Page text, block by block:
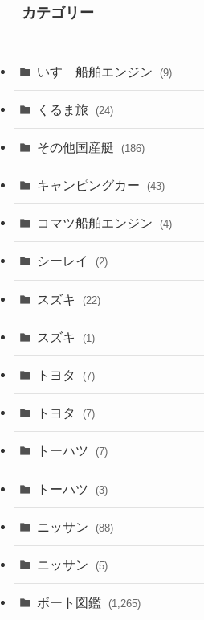
カテゴリー
いすゞ船舶エンジン (9)
くるま旅 (24)
その他国産艇 (186)
キャンピングカー (43)
コマツ船舶エンジン (4)
シーレイ (2)
スズキ (22)
スズキ (1)
トヨタ (7)
トヨタ (7)
トーハツ (7)
トーハツ (3)
ニッサン (88)
ニッサン (5)
ボート図鑑 (1,265)